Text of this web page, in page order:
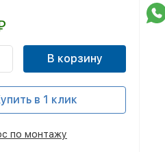
В корзину
в 1 клик
по монтажу